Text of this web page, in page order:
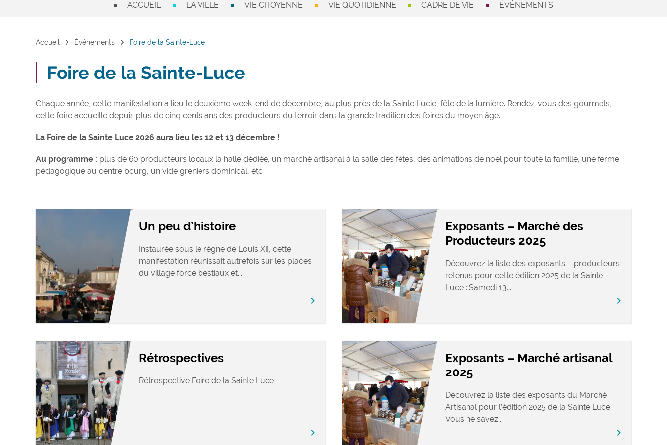
ACCUEIL LA VILLE VIE CITOYENNE VIE QUOTIDIENNE CADRE DE VIE ÉVÉNEMENTS
Accueil chevron_right Événements chevron_right Foire de la Sainte-Luce
Foire de la Sainte-Luce
Chaque année, cette manifestation a lieu le deuxième week-end de décembre, au plus près de la Sainte Lucie, fête de la lumière. Rendez-vous des gourmets,
cette foire accueille depuis plus de cinq cents ans des producteurs du terroir dans la grande tradition des foires du moyen âge.
La Foire de la Sainte Luce 2026 aura lieu les 12 et 13 décembre !
Au programme : plus de 60 producteurs locaux la halle dédiée, un marché artisanal à la salle des fêtes, des animations de noël pour toute la famille, une ferme
pédagogique au centre bourg, un vide greniers dominical, etc
Un peu d’histoire
Instaurée sous le règne de Louis XII, cette
manifestation réunissait autrefois sur les places
du village force bestiaux et...
chevron_right
Exposants – Marché des
Producteurs 2025
Découvrez la liste des exposants – producteurs
retenus pour cette édition 2025 de la Sainte
Luce : Samedi 13...
chevron_right
Rétrospectives
Rétrospective Foire de la Sainte Luce
chevron_right
Exposants – Marché artisanal
2025
Découvrez la liste des exposants du Marché
Artisanal pour l’édition 2025 de la Sainte Luce :
Vous ne savez...
chevron_right